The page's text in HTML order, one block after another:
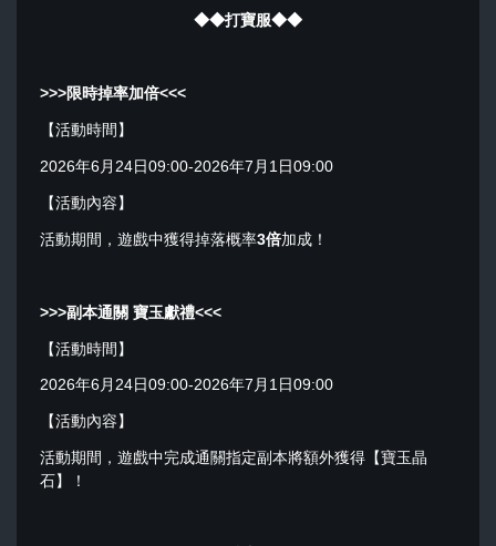
◆◆打寶服◆◆
>>>限時掉率加倍<<<
【活動時間】
2026年6月24日09:00-2026年7月1日09:00
【活動內容】
活動期間，遊戲中獲得掉落概率3倍加成！
>>>副本通關 寶玉獻禮<<<
【活動時間】
2026年6月24日09:00-2026年7月1日09:00
【活動內容】
活動期間，遊戲中完成通關指定副本將額外獲得【寶玉晶
石】！